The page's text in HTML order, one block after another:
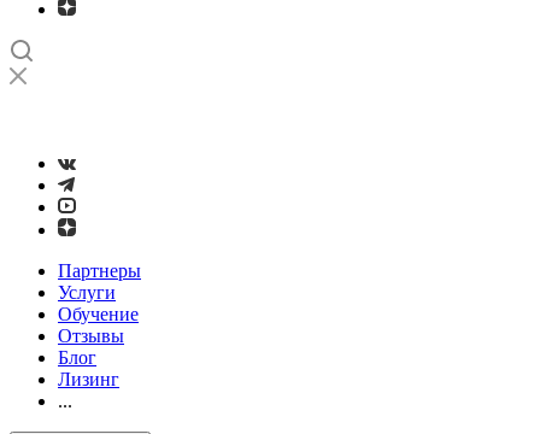
Партнеры
Услуги
Обучение
Отзывы
Блог
Лизинг
...